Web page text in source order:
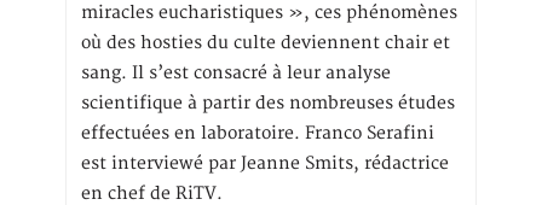
miracles eucharistiques », ces phénomènes
où des hosties du culte deviennent chair et
sang. Il s’est consacré à leur analyse
scientifique à partir des nombreuses études
effectuées en laboratoire. Franco Serafini
est interviewé par Jeanne Smits, rédactrice
en chef de RiTV.